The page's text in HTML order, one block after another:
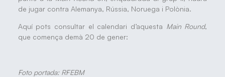
de jugar contra Alemanya, Rússia, Noruega i Polònia.
Aquí pots consultar el calendari d’aquesta Main Round,
que comença demà 20 de gener:
Foto portada: RFEBM